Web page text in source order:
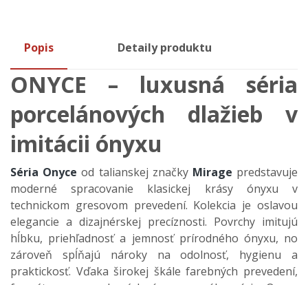
Popis Detaily produktu
ONYCE – luxusná séria
porcelánových dlažieb v
imitácii ónyxu
Séria Onyce od talianskej značky Mirage predstavuje
moderné spracovanie klasickej krásy ónyxu v
technickom gresovom prevedení. Kolekcia je oslavou
elegancie a dizajnérskej precíznosti. Povrchy imitujú
hĺbku, priehľadnosť a jemnosť prírodného ónyxu, no
zároveň spĺňajú nároky na odolnosť, hygienu a
praktickosť. Vďaka širokej škále farebných prevedení,